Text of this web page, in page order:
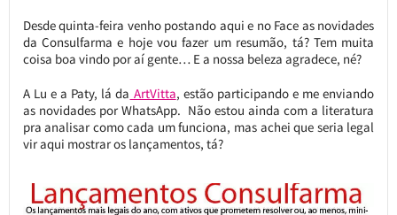
Desde quinta-feira venho postando aqui e no Face as novidades
da Consulfarma e hoje vou fazer um resumão, tá? Tem muita
coisa boa vindo por aí gente… E a nossa beleza agradece, né?
A Lu e a Paty, lá da ArtVitta, estão participando e me enviando
as novidades por WhatsApp. Não estou ainda com a literatura
pra analisar como cada um funciona, mas achei que seria legal
vir aqui mostrar os lançamentos, tá?